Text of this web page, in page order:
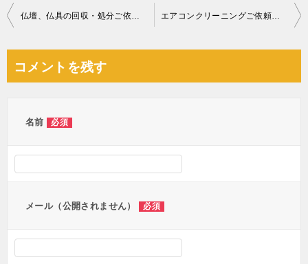
投
ビ
仏壇、仏具の回収・処分ご依頼 お客様の声 エアコンクリーニングご依頼 お客様の声
コメントを残す
名前 必須
メール（公開されません） 必須